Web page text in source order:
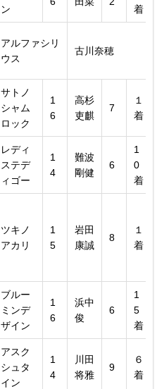
ン
着
アルファシリ
ウス
古川奈穂
サトノ
シャム
ロック
1
6
高杉
吏麒
7
１
着
レディ
ステデ
ィゴー
1
4
難波
剛健
6
1
0
着
ツキノ
アカリ
1
5
岩田
康誠
8
１
着
ブルー
ミンデ
ザイン
1
6
浜中
俊
6
1
5
着
アスク
シュタ
イン
1
4
川田
将雅
9
６
着